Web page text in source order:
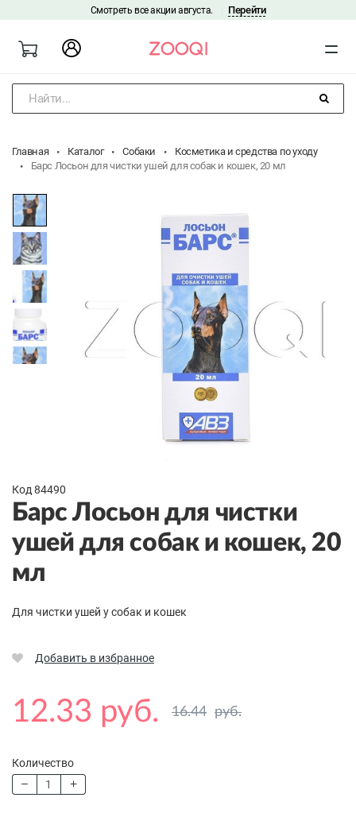
Смотреть все акции августа. Перейти
Найти...
Главная Каталог Собаки
Косметика и средства по уходу
Барс Лосьон для чистки ушей для собак и кошек, 20 мл
Код 84490
Барс Лосьон для чистки
ушей для собак и кошек, 20
мл
Для чистки ушей у собак и кошек
Добавить в избранное
12.33 руб. 16.44 руб.
Количество